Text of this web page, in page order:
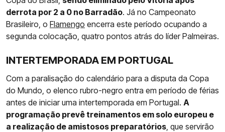
derrota por 2 a 0 no Barradão. Já no Campeonato
Brasileiro, o Flamengo encerra este período ocupando a
segunda colocação, quatro pontos atrás do líder Palmeiras.
INTERTEMPORADA EM PORTUGAL
Com a paralisação do calendário para a disputa da Copa
do Mundo, o elenco rubro-negro entra em período de férias
antes de iniciar uma intertemporada em Portugal. A
programação prevê treinamentos em solo europeu e
a realização de amistosos preparatórios , que servirão